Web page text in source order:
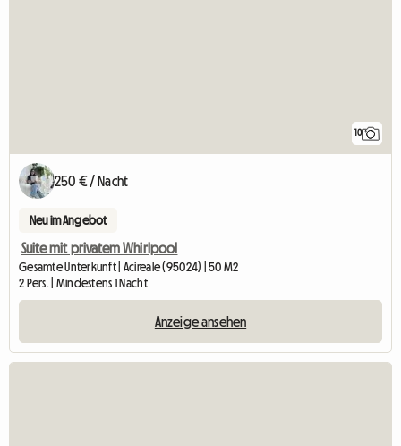
10
250 € / Nacht
Neu im Angebot
Suite mit privatem Whirlpool
Gesamte Unterkunft | Acireale (95024) | 50 M2
2 Pers. | Mindestens 1 Nacht
Anzeige ansehen